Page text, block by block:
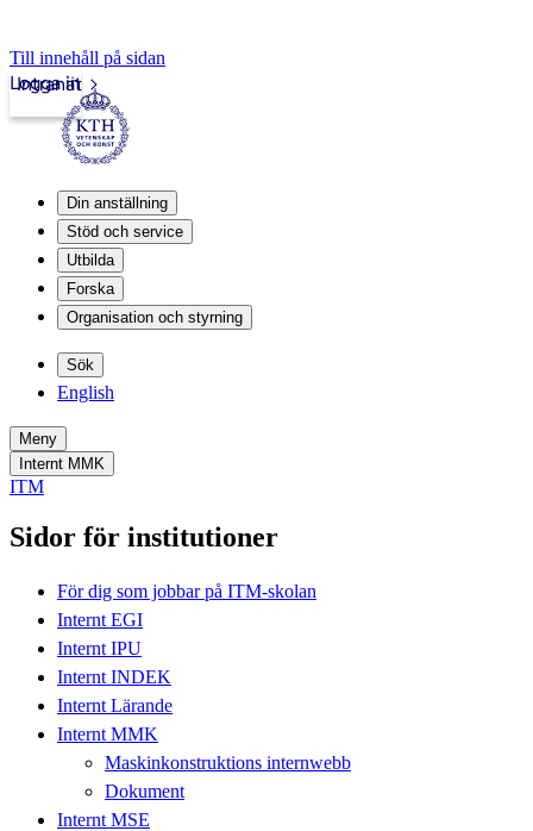
Till innehåll på sidan
Intranät
Logga in
Din anställning
Stöd och service
Utbilda
Forska
Organisation och styrning
Sök
English
Meny
Internt MMK
ITM
Sidor för institutioner
För dig som jobbar på ITM-skolan
Internt EGI
Internt IPU
Internt INDEK
Internt Lärande
Internt MMK
Maskinkonstruktions internwebb
Dokument
Internt MSE